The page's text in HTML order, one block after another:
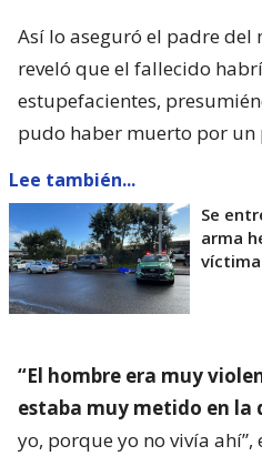
Así lo aseguró el padre
reveló que el fallecido
estupefacientes,
pudo haber muerto por un
Lee también...
Se
arma
“El hombre era muy
estaba muy metido en la
yo, porque yo no vivía